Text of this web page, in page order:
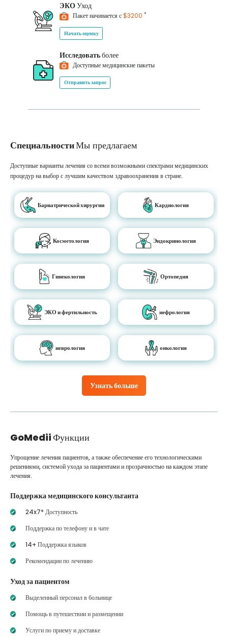
ЭКОУход
Пакет начинается с$3200 *
Начать оценку
Исследоватьболее
Доступные медицинские пакеты
Отправить запрос
СпециальностиМы предлагаем
Узнать больше
Доступные варианты лечения со всеми возможными спектрами медицинских
процедур на выбор с лучшим качеством здравоохранения в стране.
Бариатрической хирургии Кардиология
Косметология Эндокринология
Гинекология Ортопедия
ЭКО и фертильность нефрология
неврология онкология
GoMediiФункции
Упрощение лечения пациентов, а также обеспечение его технологическими
решениями, системой ухода за пациентами и прозрачностью на каждом этапе
лечения.
Поддержка медицинского консультанта
24x7* Доступность
Поддержка по телефону и в чате
14+ Поддержка языков
Рекомендации по лечению
Уход за пациентом
Выделенный персонал в больнице
Помощь в путешествии и размещении
Услуги по приему и доставке